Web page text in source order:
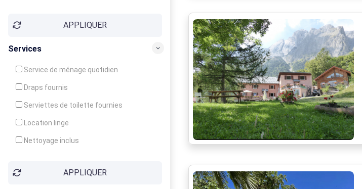
APPLIQUER
Services
Service de ménage quotidien
Draps fournis
Serviettes de toilette fournies
Location linge
Nettoyage inclus
Garde d'enfantsAPPLIQUER